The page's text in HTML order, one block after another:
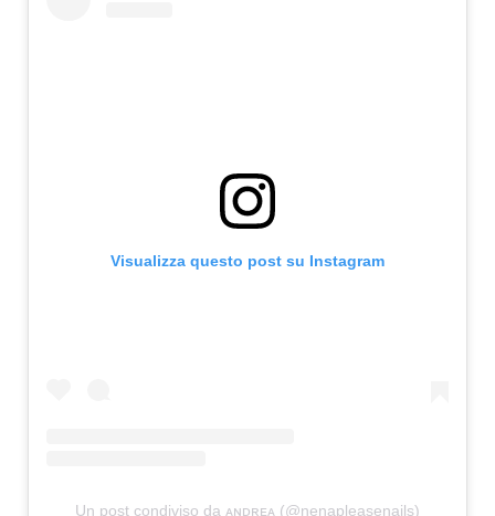
Visualizza questo post su Instagram
Un post condiviso da ᴀɴᴅʀᴇᴀ (@nenapleasenails)